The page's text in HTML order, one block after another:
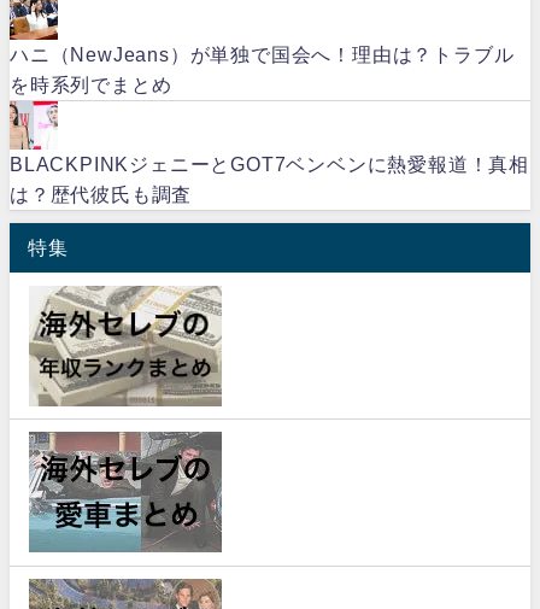
ハニ（NewJeans）が単独で国会へ！理由は？トラブル
を時系列でまとめ
BLACKPINKジェニーとGOT7ベンベンに熱愛報道！真相
は？歴代彼氏も調査
特集